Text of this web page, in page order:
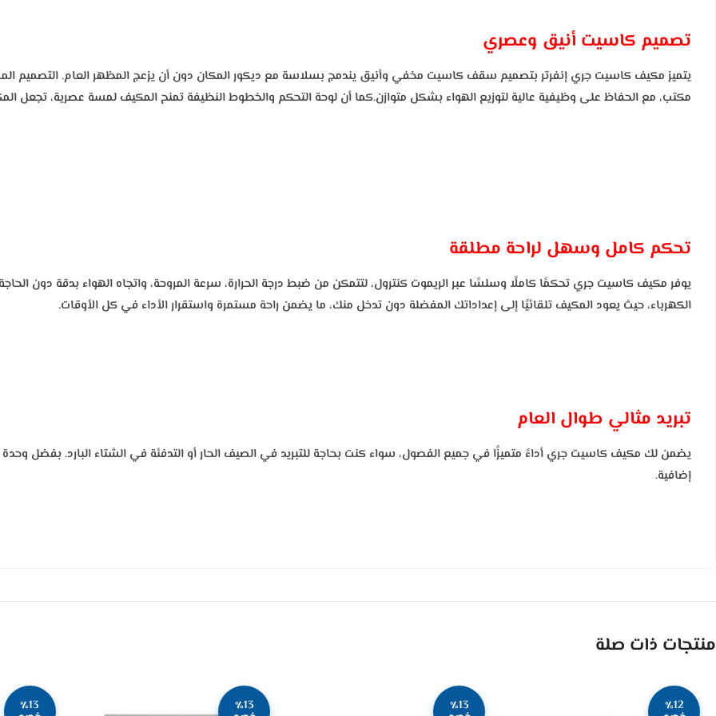
تصميم كاسيت أنيق وعصري
يتميز مكيف كاسيت جري إنفرتر بتصميم سقف كاسيت مخفي وأنيق يندمج بسلاسة مع ديكور المكان دون أن يزعج المظهر العام. التصميم
مكتب، مع الحفاظ على وظيفية عالية لتوزيع الهواء بشكل متوازن.كما أن لوحة التحكم والخطوط النظيفة تمنح المكيف لمسة عصرية، تجعل
تحكم كامل وسهل لراحة مطلقة
يوفر مكيف كاسيت جري تحكمًا كاملًا وسلسًا عبر الريموت كنترول، لتتمكن من ضبط درجة الحرارة، سرعة المروحة، واتجاه الهواء بدقة دون الحاجة
الكهرباء، حيث يعود المكيف تلقائيًا إلى إعداداتك المفضلة دون تدخل منك، ما يضمن راحة مستمرة واستقرار الأداء في كل الأوقات.
تبريد مثالي طوال العام
يضمن لك مكيف كاسيت جري أداءً متميزًا في جميع الفصول، سواء كنت بحاجة للتبريد في الصيف الحار أو التدفئة في الشتاء البارد. بفضل وحدة
إضافية.
منتجات ذات صلة
٪12 ٪13 ٪13 ٪13